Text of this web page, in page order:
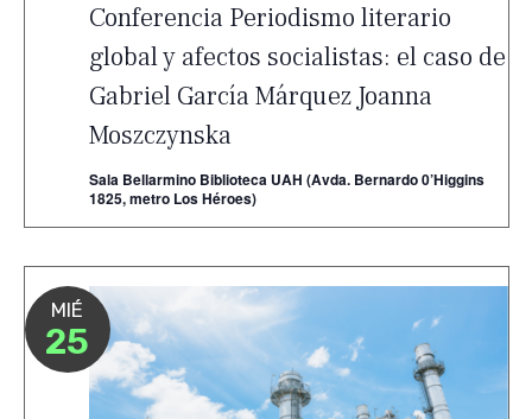
Conferencia Periodismo literario
global y afectos socialistas: el caso de
Gabriel García Márquez Joanna
Moszczynska
Sala Bellarmino Biblioteca UAH (Avda. Bernardo 0’Higgins
1825, metro Los Héroes)
MIÉ
25